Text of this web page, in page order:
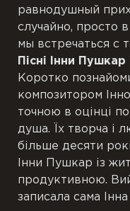
равнодушный
случайно, просто
мы встречаться с
Пісні Інни Пушкар
Коротко
композитором
точною в оцінці
душа. Їх творча і
більше десяти
Інни Пушкар із
продуктивною.
записала сама